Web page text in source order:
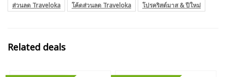
ส่วนลด Traveloka
โค้ดส่วนลด Traveloka โปรคริสต์มาส & ปีใหม่
Related deals